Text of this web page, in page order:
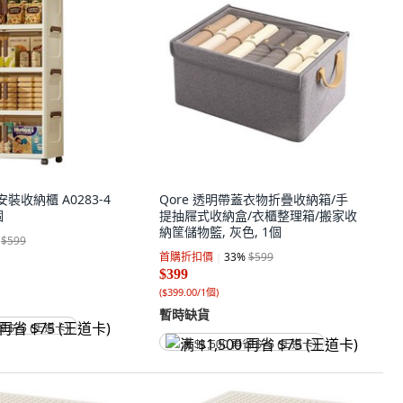
裝收納櫃 A0283-4
$599
$75 (王道卡)
Qore 透明帶蓋衣物折疊收納箱/手
提抽屜式收納盒/衣櫃整理箱/搬家收
納筐儲物籃, 灰色, 1個
首購折扣價 33%$599
$399
($399.00/1個)
暫時缺貨
满 $1,500 再省 $75 (王道卡)